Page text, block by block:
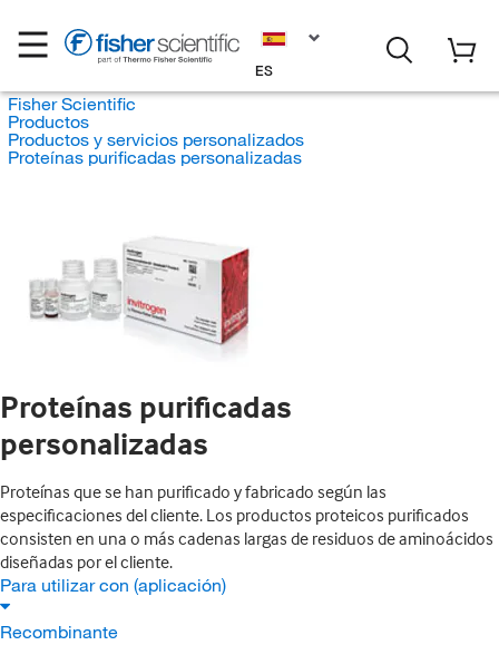
ES
Fisher Scientific
Productos
Productos y servicios personalizados
Proteínas purificadas personalizadas
Proteínas purificadas
personalizadas
Proteínas que se han purificado y fabricado según las
especificaciones del cliente. Los productos proteicos purificados
consisten en una o más cadenas largas de residuos de aminoácidos
diseñadas por el cliente.
Para utilizar con (aplicación)
Recombinante